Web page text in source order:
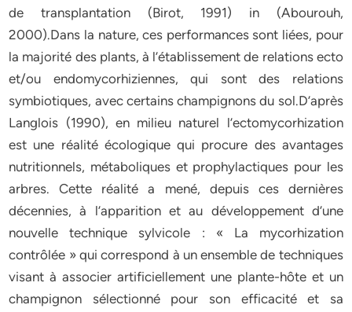
de transplantation (Birot, 1991) in (Abourouh,
2000).Dans la nature, ces performances sont liées, pour
la majorité des plants, à l’établissement de relations ecto
et/ou endomycorhiziennes, qui sont des relations
symbiotiques, avec certains champignons du sol.D’après
Langlois (1990), en milieu naturel l’ectomycorhization
est une réalité écologique qui procure des avantages
nutritionnels, métaboliques et prophylactiques pour les
arbres. Cette réalité a mené, depuis ces dernières
décennies, à l’apparition et au développement d’une
nouvelle technique sylvicole : « La mycorhization
contrôlée » qui correspond à un ensemble de techniques
visant à associer artificiellement une plante-hôte et un
champignon sélectionné pour son efficacité et sa